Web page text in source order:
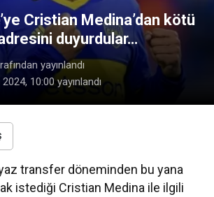
Cristian Medina’dan kötü
duyurdular…
yayınlandı
2024, 10:00 yayınlandı
transfer döneminden bu yana
istediği Cristian Medina ile ilgili